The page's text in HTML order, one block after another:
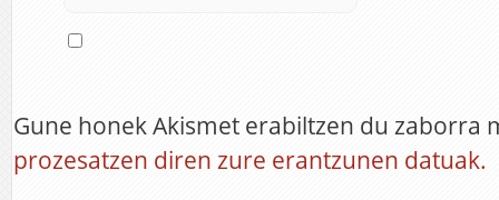
Gune honek Akismet erabiltzen du zaborra
prozesatzen diren zure erantzunen datuak.